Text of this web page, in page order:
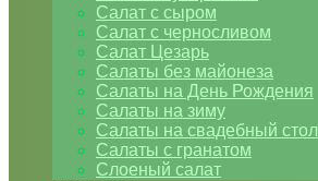
Салат с сыром
Салат с черносливом
Салат Цезарь
Салаты без майонеза
Салаты на День Рождения
Салаты на зиму
Салаты на свадебный стол
Салаты с гранатом
Слоеный салат